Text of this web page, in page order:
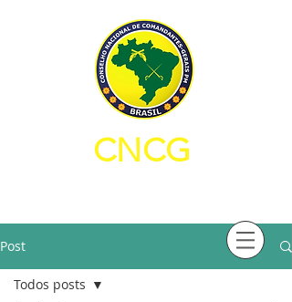
CNCG
Post
Todos posts